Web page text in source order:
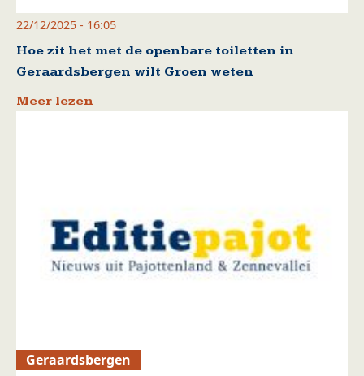
22/12/2025 - 16:05
Hoe zit het met de openbare toiletten in
Geraardsbergen wilt Groen weten
Meer lezen
Geraardsbergen